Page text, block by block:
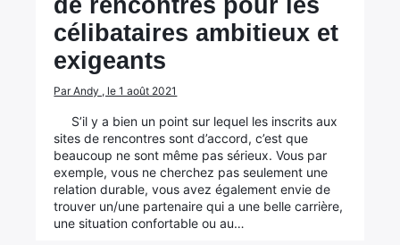
de rencontres pour les
célibataires ambitieux et
exigeants
Par Andy , le 1 août 2021
S’il y a bien un point sur lequel les inscrits aux
sites de rencontres sont d’accord, c’est que
beaucoup ne sont même pas sérieux. Vous par
exemple, vous ne cherchez pas seulement une
relation durable, vous avez également envie de
trouver un/une partenaire qui a une belle carrière,
une situation confortable ou au…